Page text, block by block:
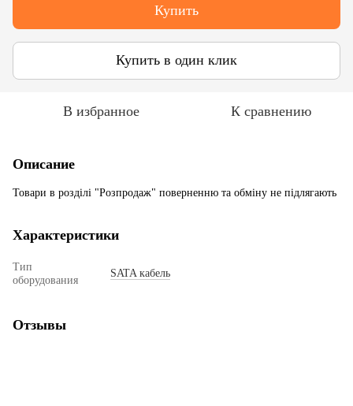
Купить
Купить в один клик
В избранное К сравнению
Описание
Товари в розділі "Розпродаж" поверненню та обміну не підлягають
Характеристики
Тип
оборудования
SATA кабель
Отзывы